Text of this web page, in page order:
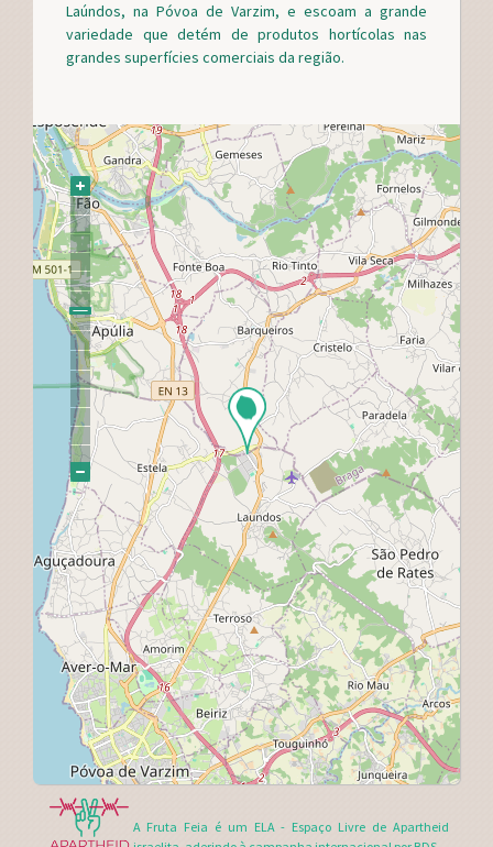
Laúndos, na Póvoa de Varzim, e escoam a grande
variedade que detém de produtos hortícolas nas
grandes superfícies comerciais da região.
A Fruta Feia é um ELA - Espaço Livre de Apartheid